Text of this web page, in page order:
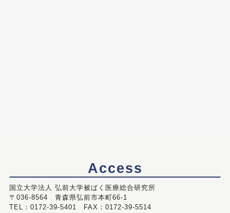
Access
国立大学法人 弘前大学被ばく医療総合研究所
〒036-8564 青森県弘前市本町66-1
TEL：0172-39-5401 FAX：0172-39-5514